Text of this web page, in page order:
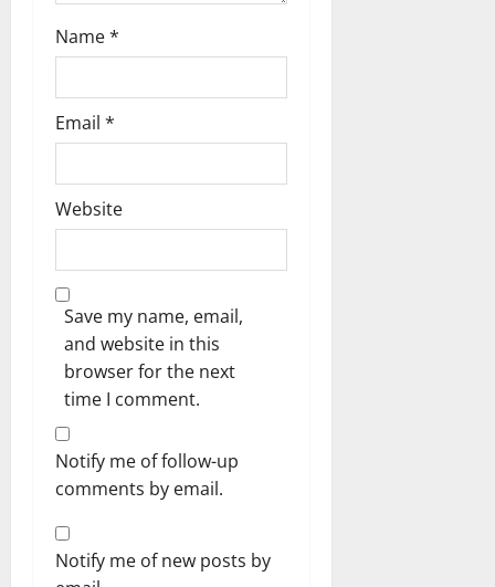
Name*
Email *
Website
Save my name, email,
and website in this
browser for the next
time I comment.
Notify me of follow-up
comments by email.
Notify me of new posts by